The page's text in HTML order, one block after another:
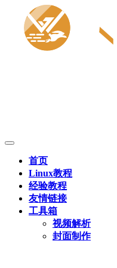
首页
Linux教程
经验教程
友情链接
工具箱
视频解析
封面制作